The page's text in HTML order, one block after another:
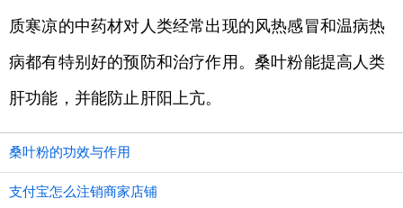
质寒凉的中药材对人类经常出现的风热感冒和温病热
病都有特别好的预防和治疗作用。桑叶粉能提高人类
肝功能，并能防止肝阳上亢。
桑叶粉的功效与作用
支付宝怎么注销商家店铺